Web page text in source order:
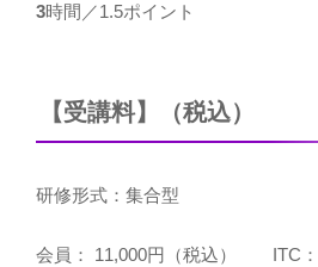
3時間／1.5ポイント
【受講料】（税込）
研修形式：集合型
会員： 11,000円（税込） ITC：